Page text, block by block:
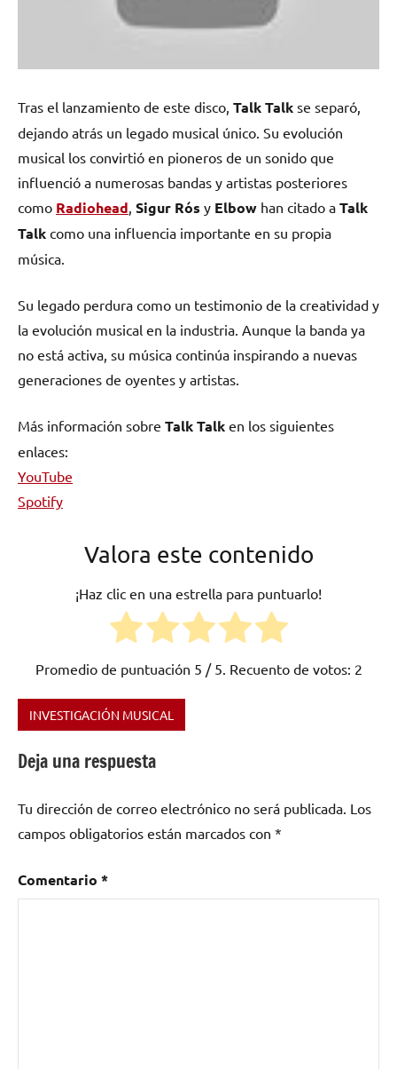
Tras el lanzamiento de este disco, Talk Talk se separó,
dejando atrás un legado musical único. Su evolución
musical los convirtió en pioneros de un sonido que
influenció a numerosas bandas y artistas posteriores
como Radiohead, Sigur Rós y Elbow han citado a Talk
Talk como una influencia importante en su propia
música.
Su legado perdura como un testimonio de la creatividad y
la evolución musical en la industria. Aunque la banda ya
no está activa, su música continúa inspirando a nuevas
generaciones de oyentes y artistas.
Más información sobre Talk Talk en los siguientes
enlaces:
YouTube
Spotify
Valora este contenido
¡Haz clic en una estrella para puntuarlo!
Promedio de puntuación 5 / 5. Recuento de votos: 2
Etiquetado
Inglaterra,
wave,
pop
INVESTIGACIÓN MUSICAL
Deja una respuesta
Tu dirección de correo electrónico no será publicada. Los
campos obligatorios están marcados con *
Comentario *